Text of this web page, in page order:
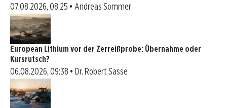
07.08.2026, 08:25 • Andreas Sommer
European Lithium vor der Zerreißprobe: Übernahme oder
Kursrutsch?
06.08.2026, 09:38 • Dr. Robert Sasse